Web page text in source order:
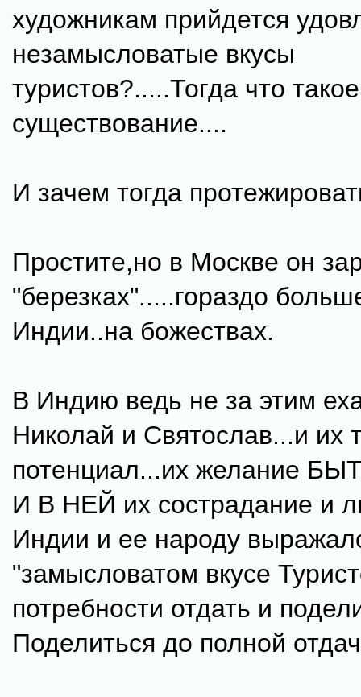
художникам прийдется
незамысловатые вкусы
туристов?.....Тогда что
существование....
И зачем тогда
Простите,но в Москве он
"березках".....гораздо
Индии..на божествах.
В Индию ведь не за этим
Николай и Святослав...и их
потенциал...их желание
И В НЕЙ их сострадание и
Индии и ее народу
"замысловатом вкусе
потребности отдать и
Поделиться до полной